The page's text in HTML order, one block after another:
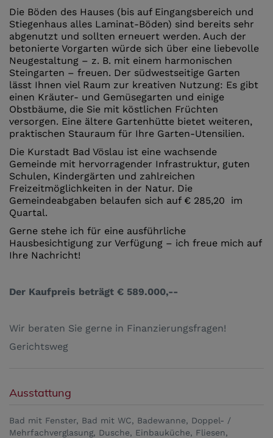
Die Böden des Hauses (bis auf Eingangsbereich und
Stiegenhaus alles Laminat-Böden) sind bereits sehr
abgenutzt und sollten erneuert werden. Auch der
betonierte Vorgarten würde sich über eine liebevolle
Neugestaltung – z. B. mit einem harmonischen
Steingarten – freuen. Der südwestseitige Garten
lässt Ihnen viel Raum zur kreativen Nutzung: Es gibt
einen Kräuter- und Gemüsegarten und einige
Obstbäume, die Sie mit köstlichen Früchten
versorgen. Eine ältere Gartenhütte bietet weiteren,
praktischen Stauraum für Ihre Garten-Utensilien.
Die Kurstadt Bad Vöslau ist eine wachsende
Gemeinde mit hervorragender Infrastruktur, guten
Schulen, Kindergärten und zahlreichen
Freizeitmöglichkeiten in der Natur. Die
Gemeindeabgaben belaufen sich auf € 285,20 im
Quartal.
Gerne stehe ich für eine ausführliche
Hausbesichtigung zur Verfügung – ich freue mich auf
Ihre Nachricht!
Der Kaufpreis beträgt € 589.000,--
Wir beraten Sie gerne in Finanzierungsfragen!
Gerichtsweg
Ausstattung
Bad mit Fenster Bad mit WC Badewanne
Doppel- /
Mehrfachverglasung
Dusche Einbauküche Fliesen